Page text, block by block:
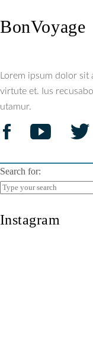
BonVoyage
Lorem ipsum dolor
virtute et. Ius
utamur.
Search for:
Instagram